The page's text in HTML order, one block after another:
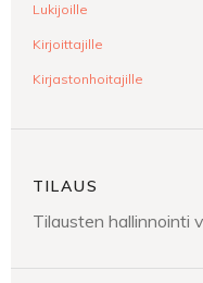
Lukijoille
Kirjoittajille
Kirjastonhoitajille
TILAUS
Tilausten hallinnointi